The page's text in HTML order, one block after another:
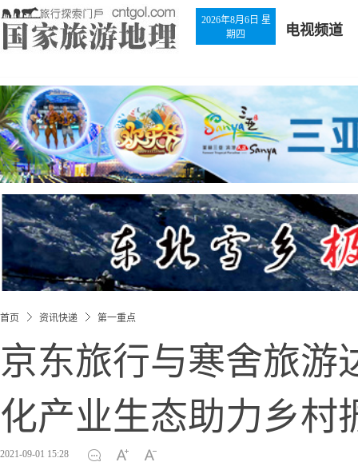
2026年8月6日 星
期四
电视频道
首页 资讯快递 第一重点
京东旅行与寒舍旅游
化产业生态助力乡村
2021-09-01 15:28